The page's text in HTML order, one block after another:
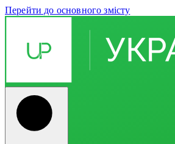
Перейти до основного змісту